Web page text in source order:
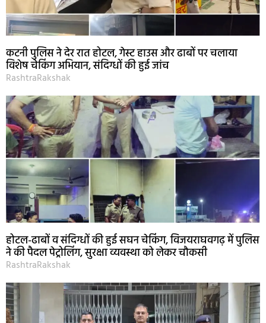
कटनी पुलिस ने देर रात होटल, गेस्ट हाउस और ढाबों पर चलाया
विशेष चेकिंग अभियान, संदिग्धों की हुई जांच
RashtraRakshak
होटल-ढाबों व संदिग्धों की हुई सघन चेकिंग, विजयराघवगढ़ में पुलिस
ने की पैदल पेट्रोलिंग, सुरक्षा व्यवस्था को लेकर चौकसी
RashtraRakshak